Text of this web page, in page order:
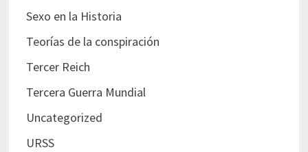
Sexo en la Historia
Teorías de la conspiración
Tercer Reich
Tercera Guerra Mundial
Uncategorized
URSS